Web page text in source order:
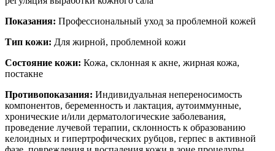
Показания: Профессиональный уход за проблемной кожей
Тип кожи: Для жирной, проблемной кожи
Состояние кожи: Кожа, склонная к акне, жирная кожа,
постакне
Противопоказания: Индивидуальная непереносимость
компонентов, беременность и лактация, аутоиммунные,
хронические и/или дерматологические заболевания,
проведение лучевой терапии, склонность к образованию
келоидных и гипертрофических рубцов, герпес в активной